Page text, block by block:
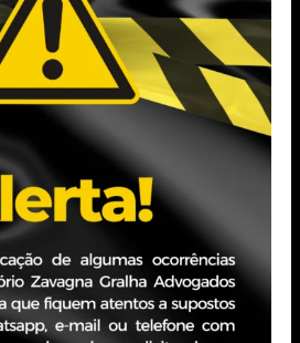
áreas do Direito Processual,
assessoria, consultoria
contenciosa e litígios
Gralha Advogados em
em renomado escritório
de 2013 e 2018, além de ter
públicos e escritórios de
Direito Público, Direito Civil e
os anos de 2008 e 2012.